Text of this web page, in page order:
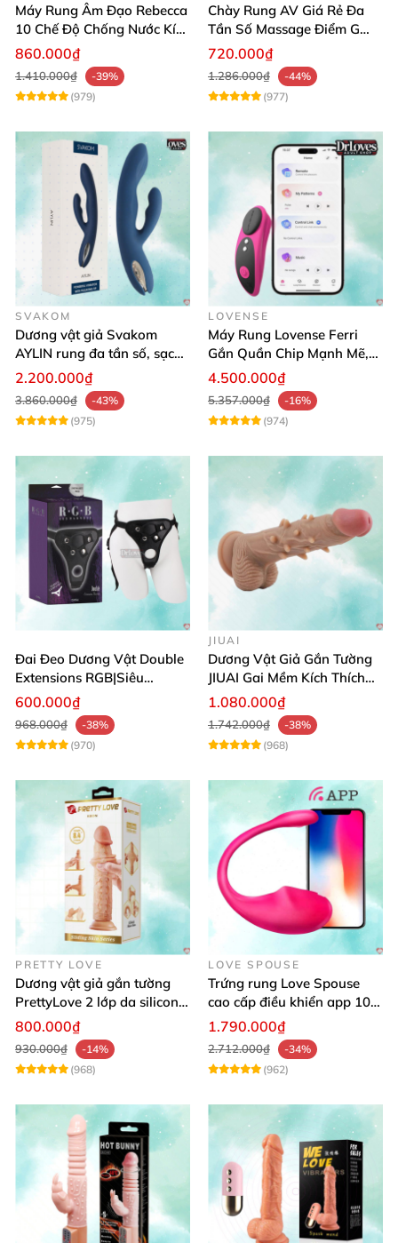
Máy Rung Âm Đạo Rebecca
10 Chế Độ Chống Nước Kích
Thích Điểm G
860.000₫
1.410.000₫
-39%
(979)
Chày Rung AV Giá Rẻ Đa
Tần Số Massage Điểm G
Mát Xa Âm Vật
720.000₫
1.286.000₫
-44%
(977)
SVAKOM
Dương vật giả Svakom
AYLIN rung đa tần số, sạc
pin chống nước
2.200.000₫
3.860.000₫
-43%
(975)
LOVENSE
Máy Rung Lovense Ferri
Gắn Quần Chip Mạnh Mẽ,
Điều Khiển Qua App
4.500.000₫
5.357.000₫
-16%
(974)
Đai Đeo Dương Vật Double
Extensions RGB|Siêu
Bền|Cảm Giác Thật
600.000₫
968.000₫
-38%
(970)
JIUAI
Dương Vật Giả Gắn Tường
JIUAI Gai Mềm Kích Thích
Điểm G Siêu Mượt
1.080.000₫
1.742.000₫
-38%
(968)
PRETTY LOVE
Dương vật giả gắn tường
PrettyLove 2 lớp da silicon
mềm mịn không rung
800.000₫
930.000₫
-14%
(968)
LOVE SPOUSE
Trứng rung Love Spouse
cao cấp điều khiển app 10
chế độ rung cực khoái toàn
1.790.000₫
2.712.000₫
-34%
(962)